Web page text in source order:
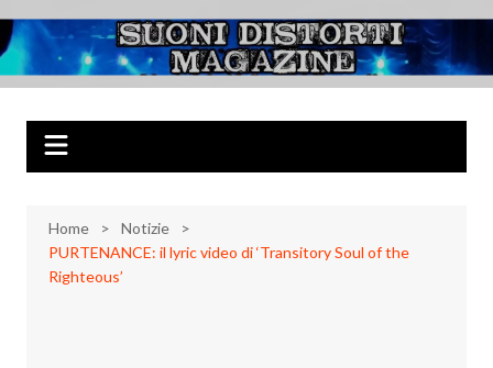
al
contenuto
Suoni Distorti
Magazine
Musica Rock, Metal, Punk e varie sonorità alternative
Home
Notizie
PURTENANCE: il lyric video di ‘Transitory Soul of the
Righteous’